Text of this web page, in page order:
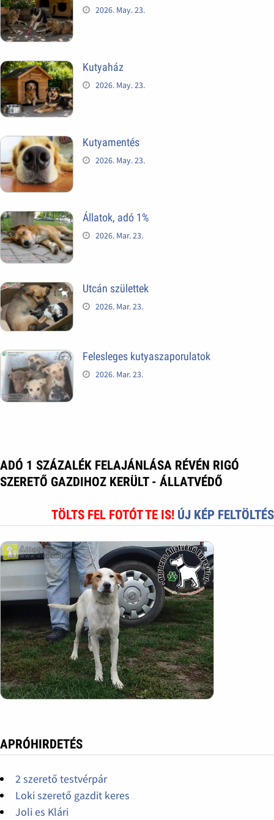
2026. May. 23.
Kutyaház
2026. May. 23.
Kutyamentés
2026. May. 23.
Állatok, adó 1%
2026. Mar. 23.
Utcán születtek
2026. Mar. 23.
Felesleges kutyaszaporulatok
2026. Mar. 23.
ADÓ 1 SZÁZALÉK FELAJÁNLÁSA RÉVÉN RIGÓ
SZERETŐ GAZDIHOZ KERÜLT - ÁLLATVÉDŐ
TÖLTS FEL FOTÓT TE IS! ÚJ KÉP FELTÖLTÉS
APRÓHIRDETÉS
2 szerető testvérpár
Loki szerető gazdit keres
Joli es Klári